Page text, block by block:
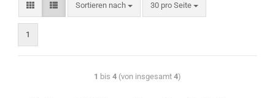
Sortieren nach 30 pro Seite
1
1 bis 4 (von insgesamt 4)